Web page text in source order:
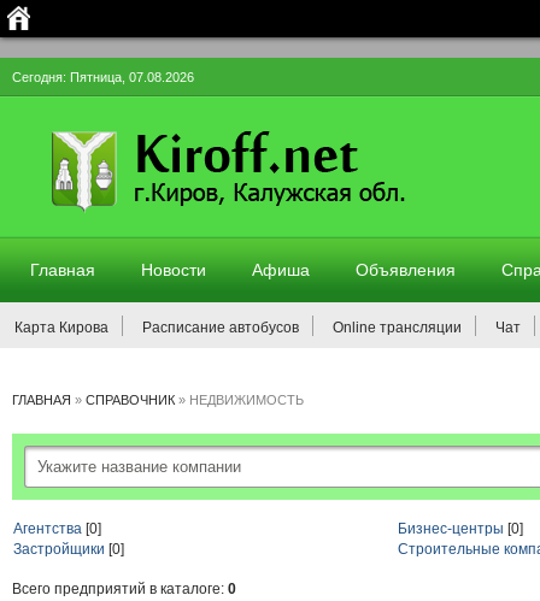
Сегодня: Пятница, 07.08.2026
Главная Новости Афиша Объявления
Карта Кирова Расписание автобусов Online трансляции Чат
ГЛАВНАЯ » СПРАВОЧНИК » НЕДВИЖИМОСТЬ
Агентства [0] Бизнес-центры [0]
Застройщики [0] Строительные
Всего предприятий в каталоге: 0